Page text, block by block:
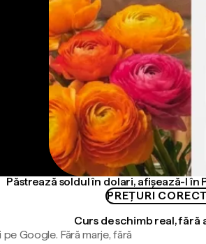
Păstrează soldul în dolari, afișează-l în
PREȚURI
Curs de schimb real, fără
Google. Fără marje, fără